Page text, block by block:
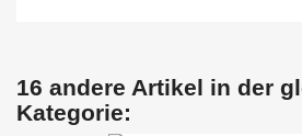
16 andere Artikel in der
Kategorie: